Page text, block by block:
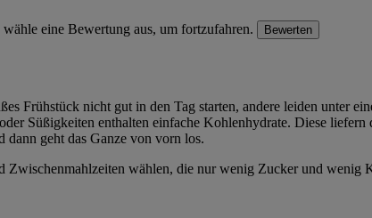
eine Bewertung aus, um fortzufahren. Bewerten
Frühstück nicht gut in den Tag starten, andere leiden unter
Süßigkeiten enthalten einfache Kohlenhydrate. Diese
geht das Ganze von vorn los.
Zwischenmahlzeiten wählen, die nur wenig Zucker und wenig